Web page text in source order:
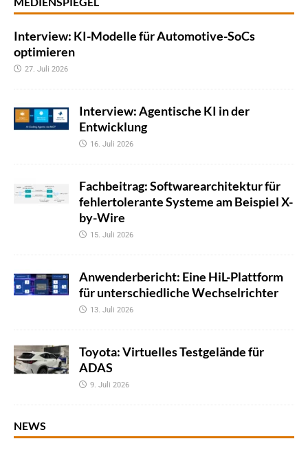
Interview: KI-Modelle für Automotive-SoCs
optimieren
27. Juli 2026
Interview: Agentische KI in der
Entwicklung
16. Juli 2026
Fachbeitrag: Softwarearchitektur für
fehlertolerante Systeme am Beispiel X-
by-Wire
15. Juli 2026
Anwenderbericht: Eine HiL-Plattform
für unterschiedliche Wechselrichter
13. Juli 2026
Toyota: Virtuelles Testgelände für
ADAS
9. Juli 2026
NEWS